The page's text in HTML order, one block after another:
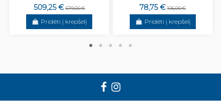
509,25 € 679,00 €
Pridėti į krepšelį
78,75 € 105,00 €
Pridėti į krepšelį